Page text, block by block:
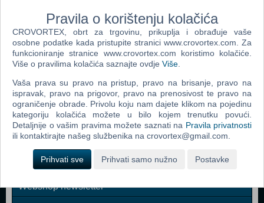
The Sims 3 (PC)
John Deere American Farmer Deluxe (PC)
The Sims Pet Stories (PC)
Zoo Tycoon 2 Extinct Animals (PC)
Littlest Pet Shop (PC)
Microsoft Flight Simulator X (PC)
Webshop newsletter
Pravila o korištenju kolačića
CROVORTEX, obrt za trgovinu, prikuplja i obrađuje vaše
osobne podatke kada pristupite stranici www.crovortex.com. Za
funkcioniranje stranice www.crovortex.com koristimo kolačiće.
Više o pravilima kolačića saznajte ovdje Više
Vaša prava su pravo na pristup, pravo na brisanje, pravo na
ispravak, pravo na prigovor, pravo na prenosivost te pravo na
ograničenje obrade. Privolu koju nam dajete klikom na pojedinu
kategoriju kolačića možete u bilo kojem trenutku povući.
Detaljnije o vašim pravima možete saznati na Pravila privatnosti
ili kontaktirajte našeg službenika na crovortex@gmail.com.
Prihvati sve Prihvati samo nužno Postavke